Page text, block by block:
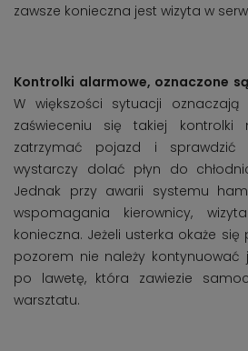
zawsze konieczna jest wizyta w
Kontrolki alarmowe, oznaczone
W większości sytuacji oznaczają
zaświeceniu się takiej kontrolki
zatrzymać pojazd i
wystarczy dolać płyn do
Jednak przy awarii systemu
wspomagania kierownicy,
konieczna. Jeżeli usterka okaże
pozorem nie należy kontynuować
po lawetę, która zawiezie
warsztatu.